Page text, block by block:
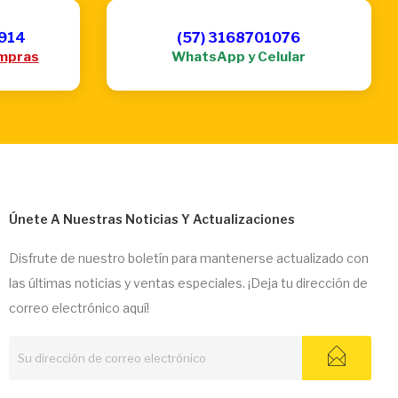
(57) 3168701076
WhatsApp y Celular
Únete A Nuestras Noticias Y Actualizaciones
Disfrute de nuestro boletín para mantenerse actualizado con
las últimas noticias y ventas especiales. ¡Deja tu dirección de
correo electrónico aquí!